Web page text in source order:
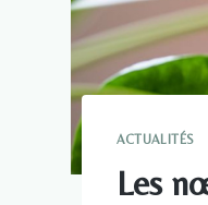
ACTUALITÉS
Les